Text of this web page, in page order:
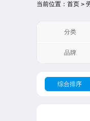
当前位置： 首页 >
分类
品牌
综合排序